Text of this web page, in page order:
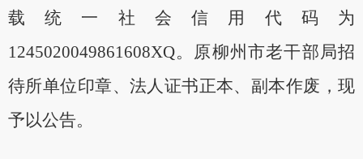
载统一社会信用代码为
1245020049861608XQ。原柳州市老干部局招
待所单位印章、法人证书正本、副本作废，现
予以公告。